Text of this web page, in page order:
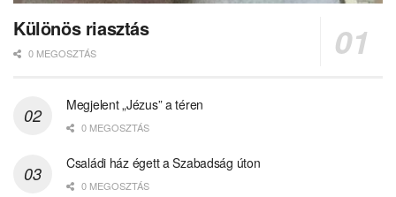
Különös riasztás
0 MEGOSZTÁS
Megjelent „Jézus” a téren
0 MEGOSZTÁS
Családi ház égett a Szabadság úton
0 MEGOSZTÁS